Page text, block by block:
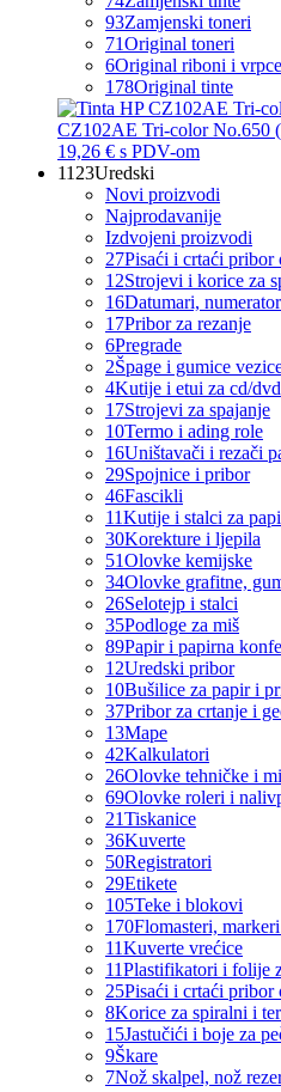
93Zamjenski toneri
71Original toneri
6Original riboni i vrpce
178Original tinte
CZ102AE Tri-color No.650
19,26 € s PDV-om
1123Uredski
Novi proizvodi
Najprodavanije
Izdvojeni proizvodi
27Pisaći i crtaći pribor
12Strojevi i korice za
16Datumari,
17Pribor za rezanje
6Pregrade
2Špage i gumice
4Kutije i etui za cd/dvd
17Strojevi za spajanje
10Termo i ading role
16Uništavači i rezači
29Spojnice i pribor
46Fascikli
11Kutije i stalci za
30Korekture i ljepila
51Olovke kemijske
34Olovke grafitne,
26Selotejp i stalci
35Podloge za miš
89Papir i papirna
12Uredski pribor
10Bušilice za papir i
37Pribor za crtanje i
13Mape
42Kalkulatori
26Olovke tehničke i
69Olovke roleri i
21Tiskanice
36Kuverte
50Registratori
29Etikete
105Teke i blokovi
170Flomasteri,
11Kuverte vrećice
11Plastifikatori i folije
25Pisaći i crtaći pribor
8Korice za spiralni i
15Jastučići i boje za
9Škare
7Nož skalpel, nož